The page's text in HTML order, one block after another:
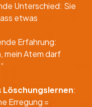
Unterschied: Sie
etwas
Erfahrung:
mein Atem darf
Löschungslernen:
Erregung =